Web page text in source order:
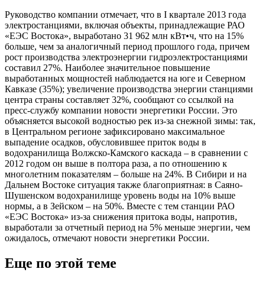
Руководство компании отмечает, что в I квартале 2013 года
электростанциями, включая объекты, принадлежащие РАО
«ЕЭС Востока», выработано 31 962 млн кВт•ч, что на 15%
больше, чем за аналогичный период прошлого года, причем
рост производства электроэнергии гидроэлектростанциями
составил 27%. Наиболее значительное повышение
выработанных мощностей наблюдается на юге и Северном
Кавказе (35%); увеличение производства энергии станциями
центра страны составляет 32%, сообщают со ссылкой на
пресс-службу компании новости энергетики России. Это
объясняется высокой водностью рек из-за снежной зимы: так,
в Центральном регионе зафиксировано максимальное
выпадение осадков, обусловившее приток воды в
водохранилища Волжско-Камского каскада – в сравнении с
2012 годом он выше в полтора раза, а по отношению к
многолетним показателям – больше на 24%. В Сибири и на
Дальнем Востоке ситуация также благоприятная: в Саяно-
Шушенском водохранилище уровень воды на 10% выше
нормы, а в Зейском – на 50%. Вместе с тем станции РАО
«ЕЭС Востока» из-за снижения притока воды, напротив,
выработали за отчетный период на 5% меньше энергии, чем
ожидалось, отмечают новости энергетики России.
Еще по этой теме